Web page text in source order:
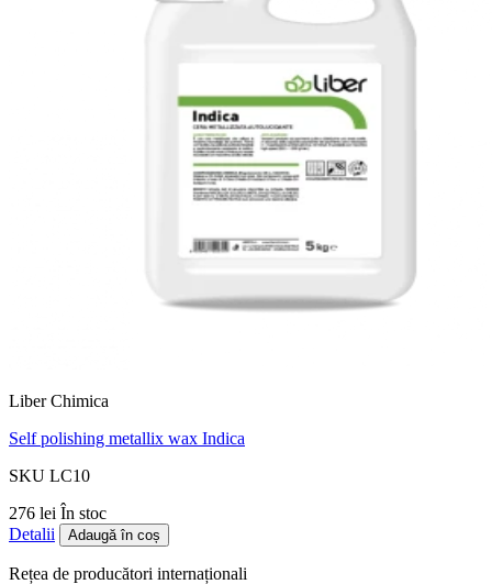
Liber Chimica
Self polishing metallix wax Indica
SKU LC10
276 lei În stoc
Detalii
Adaugă în coș
Rețea de producători internaționali